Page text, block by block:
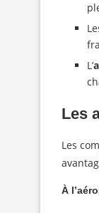
L’
Les
Les
À